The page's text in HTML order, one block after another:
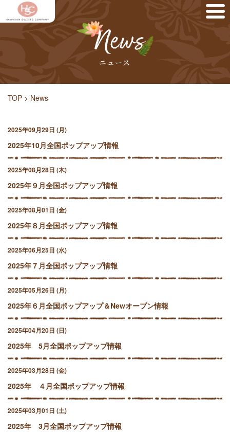
ニュース
TOP > News
2025年09月29日 (月)
2025年10月全国ポップアップ情報
2025年08月28日 (木)
2025年９月全国ポップアップ情報
2025年08月01日 (金)
2025年８月全国ポップアップ情報
2025年06月25日 (水)
2025年７月全国ポップアップ情報
2025年05月26日 (月)
2025年６月全国ポップアップ＆Newオープン情報
2025年04月20日 (日)
2025年 5月全国ポップアップ情報
2025年03月28日 (金)
2025年 ４月全国ポップアップ情報
2025年03月01日 (土)
2025年 3月全国ポップアップ情報